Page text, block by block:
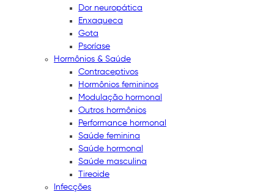
Dor neuropática
Enxaqueca
Gota
Psoríase
Hormônios & Saúde
Contraceptivos
Hormônios femininos
Modulação hormonal
Outros hormônios
Performance hormonal
Saúde feminina
Saúde hormonal
Saúde masculina
Tireoide
Infecções